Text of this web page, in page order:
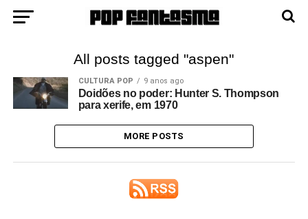
All posts tagged "aspen"
CULTURA POP 9 anos ago
Doidões no poder: Hunter S. Thompson
para xerife, em 1970
MORE POSTS